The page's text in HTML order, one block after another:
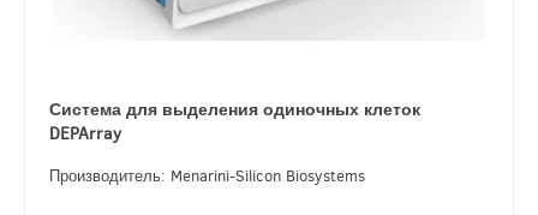
Система для выделения одиночных клеток
DEPArray
Производитель: Menarini-Silicon Biosystems